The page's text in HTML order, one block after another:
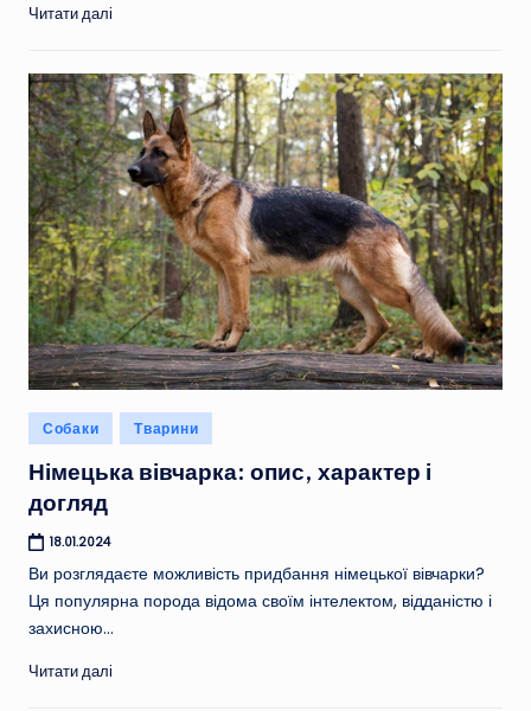
Читати далі
Опубліковано
у
Собаки Тварини
Німецька вівчарка: опис, характер і
догляд
18.01.2024
Ви розглядаєте можливість придбання німецької вівчарки?
Ця популярна порода відома своїм інтелектом, відданістю і
захисною…
Читати далі